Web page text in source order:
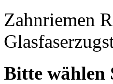
Zahnriemen
Bitte wählen